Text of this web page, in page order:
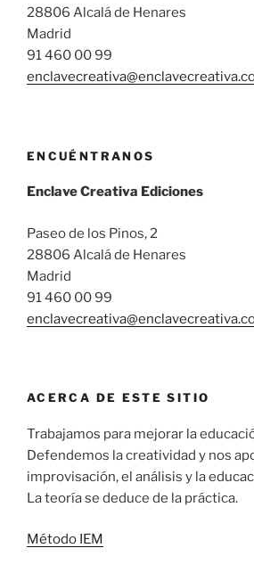
28806 Alcalá de Henares
Madrid
91 460 00 99
ENCUÉNTRANOS
Enclave Creativa Ediciones
Paseo de los Pinos, 2
28806 Alcalá de Henares
Madrid
91 460 00 99
ACERCA DE ESTE SITIO
Trabajamos para mejorar la
Defendemos la creatividad y nos
improvisación, el análisis y la
La teoría se deduce de la práctica.
Método IEM